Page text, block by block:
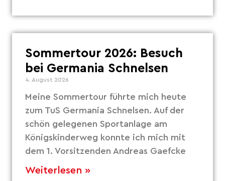
Sommertour 2026: Besuch
bei Germania Schnelsen
4. August 2026
Meine Sommertour führte mich heute
zum TuS Germania Schnelsen. Auf der
schön gelegenen Sportanlage am
Königskinderweg konnte ich mich mit
dem 1. Vorsitzenden Andreas Gaefcke
Weiterlesen »